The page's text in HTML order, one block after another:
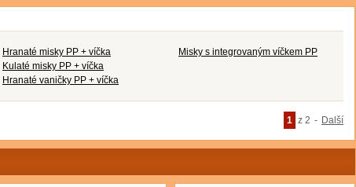
Hranaté misky PP + víčka
Kulaté misky PP + víčka
Hranaté vaničky PP + víčka
Misky s integrovaným víčkem PP
1 z 2 - Další